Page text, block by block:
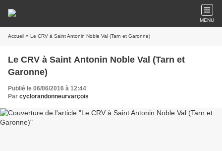
MENU
Accueil » Le CRV à Saint Antonin Noble Val (Tarn et Garonne)
Le CRV à Saint Antonin Noble Val (Tarn et
Garonne)
Publié le 06/06/2016 à 12:44
Par cyclorandonneurvarçois